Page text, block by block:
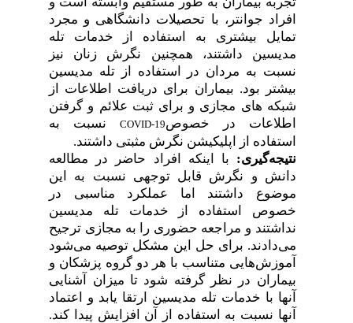
افراد جوانتر، با تحصیلات دانشگاهی و مجرد
تمایل بیشتری به استفاده از خدمات تله
مدیسین داشتند، همچنین نگرش زنان نیز
نسبت به مردان در استفاده از تله مدیسین
بیشتر بود. بیماران برای دریافت اطلاعات از
شبکه های مجازی و برای ثبت علائم و گرفتن
اطلاعات در خصوصCOVID-19نسبت به
استفاده از اپلیکیشن نگرش مثبتی داشتند.
نتیجهگیری:با اینکه افراد حاضر در مطالعه
دانش و نگرش قابل توجهی نسبت به این
موضوع داشتند اما عملکرد مناسبی در
خصوص استفاده از خدمات تله مدیسین
نداشتند و مراجعه حضوری را به مجازی ترجیح
میدادند. برای حل این مشکل توصیه میشود
آموزشهایی متناسب با هر دو گروه پزشکان و
بیماران در نظر گرفته شود تا میزان آشنایی
آنها با خدمات تله مدیسین ارتقا یابد و اعتماد
آنها نسبت به استفاده از آن افزایش پیدا کند.